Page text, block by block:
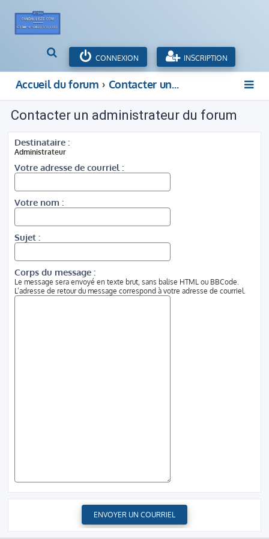
h
e
r
e
CONNEXION INSCRIPTION
Accueil du forum Contacter un administrateur du forum
Contacter un administrateur du forum
Destinataire :
Administrateur
Votre adresse de courriel :
Votre nom :
Sujet :
Corps du message :
Le message sera envoyé en texte brut, sans balise HTML ou BBCode.
L’adresse de retour du message correspond à votre adresse de courriel.